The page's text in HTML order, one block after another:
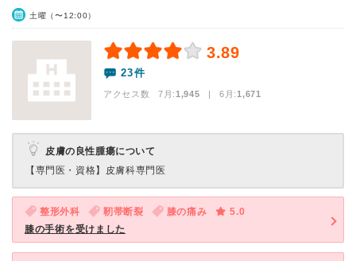
土曜（〜12:00）
3.89
23件
アクセス数 7月:1,945 | 6月:1,671
皮膚の良性腫瘍について
【専門医・資格】 皮膚科専門医
整形外科 靭帯断裂 膝の痛み
5.0
膝の手術を受けました